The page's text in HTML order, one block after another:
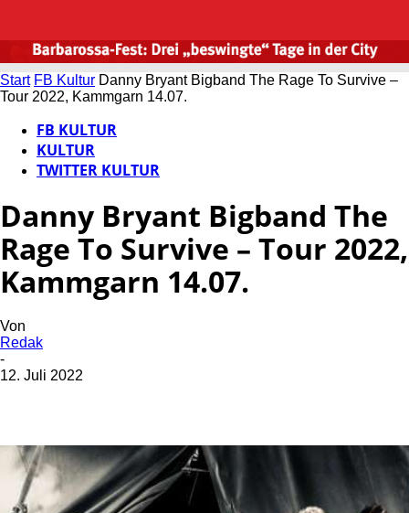
Start FB Kultur Danny Bryant Bigband The Rage To Survive –
Tour 2022, Kammgarn 14.07.
FB KULTUR
KULTUR
TWITTER KULTUR
Danny Bryant Bigband The
Rage To Survive – Tour 2022,
Kammgarn 14.07.
Von
Redak
-
12. Juli 2022